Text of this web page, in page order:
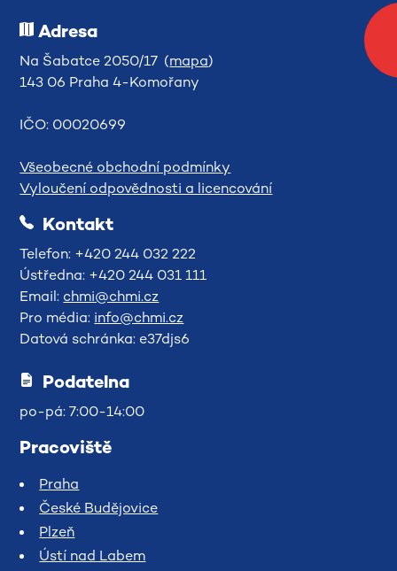
Adresa
Na Šabatce 2050/17 (mapa)
143 06 Praha 4-Komořany
IČO: 00020699
Všeobecné obchodní podmínky
Vyloučení odpovědnosti a licencování
Kontakt
Telefon: +420 244 032 222
Ústředna: +420 244 031 111
Email: chmi@chmi.cz
Pro média: info@chmi.cz
Datová schránka: e37djs6
Podatelna
po-pá: 7:00-14:00
Pracoviště
Praha
České Budějovice
Plzeň
Ústí nad Labem